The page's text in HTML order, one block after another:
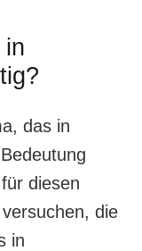
in
das in
diesen
die
in